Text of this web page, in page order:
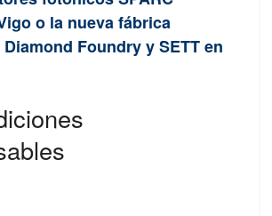
o la nueva fábrica
Foundry y SETT en